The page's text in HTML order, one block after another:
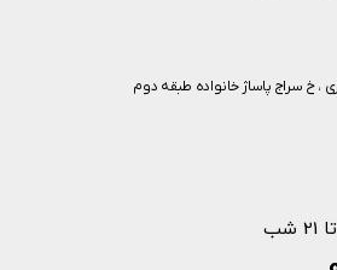
، خ سراج پاساژ خانواده طبقه دوم